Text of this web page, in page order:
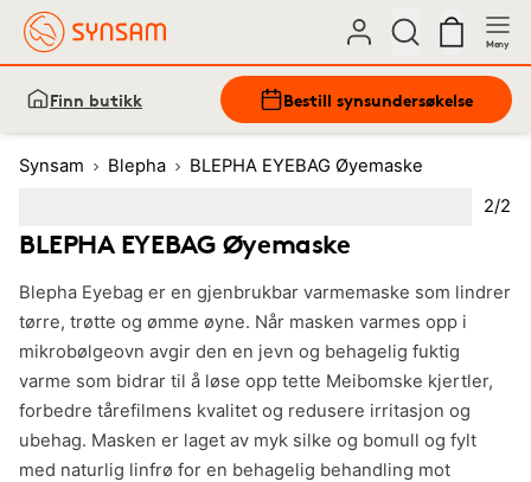
Meny
Finn butikk Bestill synsundersøkelse
Synsam Blepha BLEPHA EYEBAG Øyemaske
BLEPHA EYEBAG Øyemaske
Blepha Eyebag er en gjenbrukbar varmemaske som lindrer
tørre, trøtte og ømme øyne. Når masken varmes opp i
mikrobølgeovn avgir den en jevn og behagelig fuktig
varme som bidrar til å løse opp tette Meibomske kjertler,
forbedre tårefilmens kvalitet og redusere irritasjon og
ubehag. Masken er laget av myk silke og bomull og fylt
med naturlig linfrø for en behagelig behandling mot
Bilde
2/2